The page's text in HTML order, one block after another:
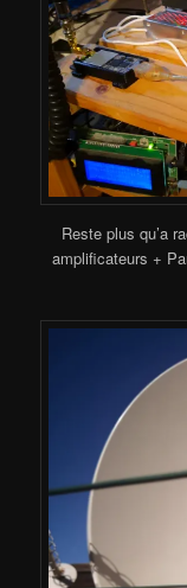
Reste plus qu’a
amplificateurs +